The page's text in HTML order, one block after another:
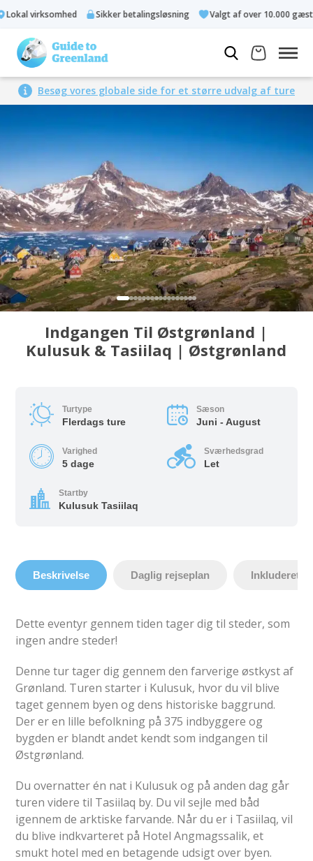
virksomhed Sikker betalingsløsning Valgt af over 10.000 gæster
Besøg vores globale side for et større udvalg af ture
Indgangen Til Østgrønland |
Kulusuk & Tasiilaq | Østgrønland
Turtype
Flerdags ture
Sæson
Juni - August
Varighed
5 dage
Sværhedsgrad
Let
Startby
Kulusuk Tasiilaq
Beskrivelse Daglig rejseplan Inkluderet
Dette eventyr gennem tiden tager dig til steder, som
ingen andre steder!
Denne tur tager dig gennem den farverige østkyst af
Grønland. Turen starter i Kulusuk, hvor du vil blive
taget gennem byen og dens historiske baggrund.
Der er en lille befolkning på 375 indbyggere og
bygden er blandt andet kendt som indgangen til
Østgrønland.
Du overnatter én nat i Kulusuk og på anden dag går
turen videre til Tasiilaq by. Du vil sejle med båd
igennem de arktiske farvande. Når du er i Tasiilaq, vil
du blive indkvarteret på Hotel Angmagssalik, et
smukt hotel med en betagende udsigt over byen.